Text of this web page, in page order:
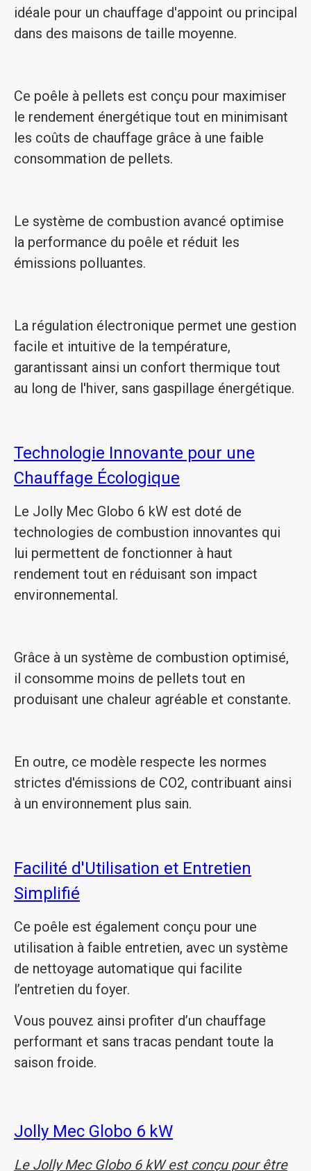
idéale pour un chauffage d'appoint ou principal
dans des maisons de taille moyenne.
Ce poêle à pellets est conçu pour maximiser
le rendement énergétique tout en minimisant
les coûts de chauffage grâce à une faible
consommation de pellets.
Le système de combustion avancé optimise
la performance du poêle et réduit les
émissions polluantes.
La régulation électronique permet une gestion
facile et intuitive de la température,
garantissant ainsi un confort thermique tout
au long de l'hiver, sans gaspillage énergétique.
Technologie Innovante pour une
Chauffage Écologique
Le Jolly Mec Globo 6 kW est doté de
technologies de combustion innovantes qui
lui permettent de fonctionner à haut
rendement tout en réduisant son impact
environnemental.
Grâce à un système de combustion optimisé,
il consomme moins de pellets tout en
produisant une chaleur agréable et constante.
En outre, ce modèle respecte les normes
strictes d'émissions de CO2, contribuant ainsi
à un environnement plus sain.
Facilité d'Utilisation et Entretien
Simplifié
Ce poêle est également conçu pour une
utilisation à faible entretien, avec un système
de nettoyage automatique qui facilite
l’entretien du foyer.
Vous pouvez ainsi profiter d’un chauffage
performant et sans tracas pendant toute la
saison froide.
Jolly Mec Globo 6 kW
Le Jolly Mec Globo 6 kW est conçu pour être